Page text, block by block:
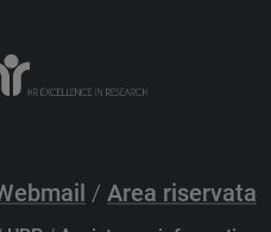
/ Area riservata